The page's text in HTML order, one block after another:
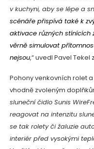
v kuchyni, aby se lépe a
scénáře přispívá také k
aktivace různých stínících
věrně simulovat
nejsou,“ uvedl Pavel
Pohony venkovních rolet
vhodně zvoleným
sluneční čidlo Sunis
reagovat na intenzitu
se tak rolety či žaluzie
interiér před vysokými